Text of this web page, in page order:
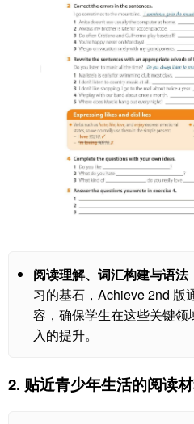
阅读理解、词汇构建与语法
习的基石，Achieve 2nd 版
容，确保学生在这些关键
入的提升。
2. 贴近青少年生活的阅读